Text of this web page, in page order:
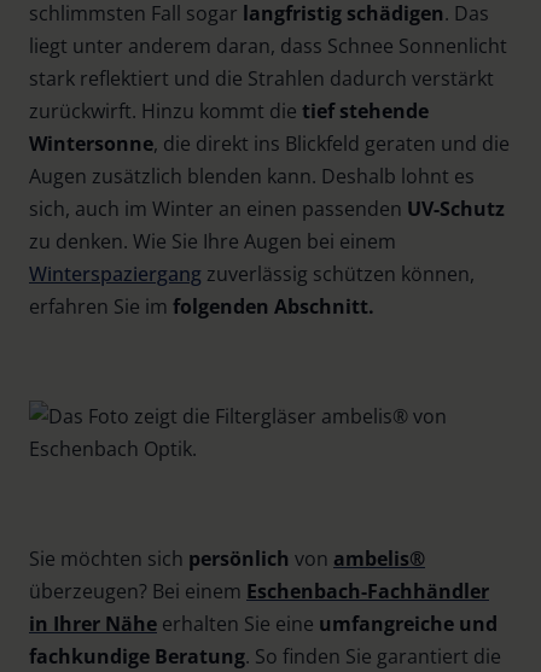
schlimmsten Fall sogar langfristig schädigen. Das
liegt unter anderem daran, dass Schnee Sonnenlicht
stark reflektiert und die Strahlen dadurch verstärkt
zurückwirft. Hinzu kommt die tief stehende
Wintersonne, die direkt ins Blickfeld geraten und die
Augen zusätzlich blenden kann. Deshalb lohnt es
sich, auch im Winter an einen passenden UV-Schutz
zu denken. Wie Sie Ihre Augen bei einem
Winterspaziergang zuverlässig schützen können,
erfahren Sie im folgenden Abschnitt.
Sie möchten sich persönlich von ambelis®
überzeugen? Bei einem Eschenbach-Fachhändler
in Ihrer Nähe erhalten Sie eine umfangreiche und
fachkundige Beratung. So finden Sie garantiert die